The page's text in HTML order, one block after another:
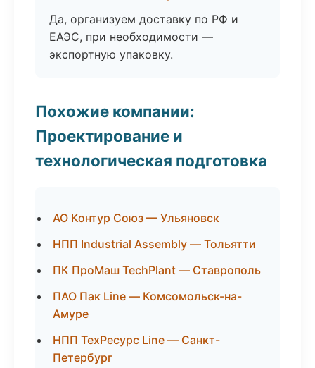
Да, организуем доставку по РФ и
ЕАЭС, при необходимости —
экспортную упаковку.
Похожие компании:
Проектирование и
технологическая подготовка
АО Контур Союз — Ульяновск
НПП Industrial Assembly — Тольятти
ПК ПроМаш TechPlant — Ставрополь
ПАО Пак Line — Комсомольск-на-
Амуре
НПП ТехРесурс Line — Санкт-
Петербург